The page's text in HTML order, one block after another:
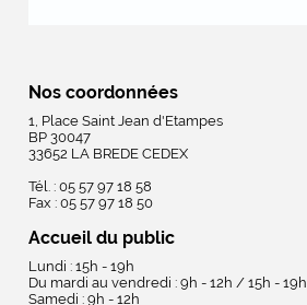
Nos coordonnées
1, Place Saint Jean d'Etampes
BP 30047
33652 LA BREDE CEDEX
Tél. : 05 57 97 18 58
Fax : 05 57 97 18 50
Accueil du public
Lundi : 15h - 19h
Du mardi au vendredi : 9h - 12h / 15h - 19h
Samedi : 9h - 12h